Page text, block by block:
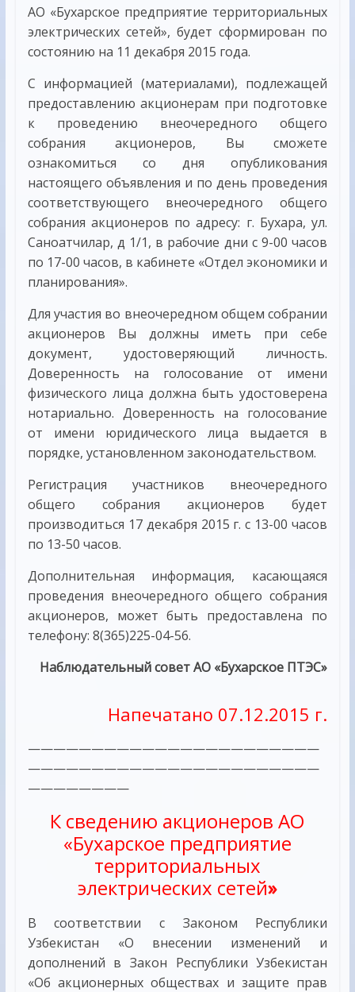
АО «Бухарское предприятие территориальных
электрических сетей», будет сформирован по
состоянию на 11 декабря 2015 года.
С информацией (материалами), подлежащей
предоставлению акционерам при подготовке
к проведению внеочередного общего
собрания акционеров, Вы сможете
ознакомиться со дня опубликования
настоящего объявления и по день проведения
соответствующего внеочередного общего
собрания акционеров по адресу: г. Бухара, ул.
Саноатчилар, д 1/1, в рабочие дни с 9-00 часов
по 17-00 часов, в кабинете «Отдел экономики и
планирования».
Для участия во внеочередном общем собрании
акционеров Вы должны иметь при себе
документ, удостоверяющий личность.
Доверенность на голосование от имени
физического лица должна быть удостоверена
нотариально. Доверенность на голосование
от имени юридического лица выдается в
порядке, установленном законодательством.
Регистрация участников внеочередного
общего собрания акционеров будет
производиться 17 декабря 2015 г. с 13-00 часов
по 13-50 часов.
Дополнительная информация, касающаяся
проведения внеочередного общего собрания
акционеров, может быть предоставлена по
телефону: 8(365)225-04-56.
Наблюдательный совет АО «Бухарское ПТЭС»
Напечатано 07.12.2015 г.
———————————————————————
———————————————————————
————————
К сведению акционеров АО
«Бухарское предприятие
территориальных
электрических сетей»
В соответствии с Законом Республики
Узбекистан «О внесении изменений и
дополнений в Закон Республики Узбекистан
«Об акционерных обществах и защите прав